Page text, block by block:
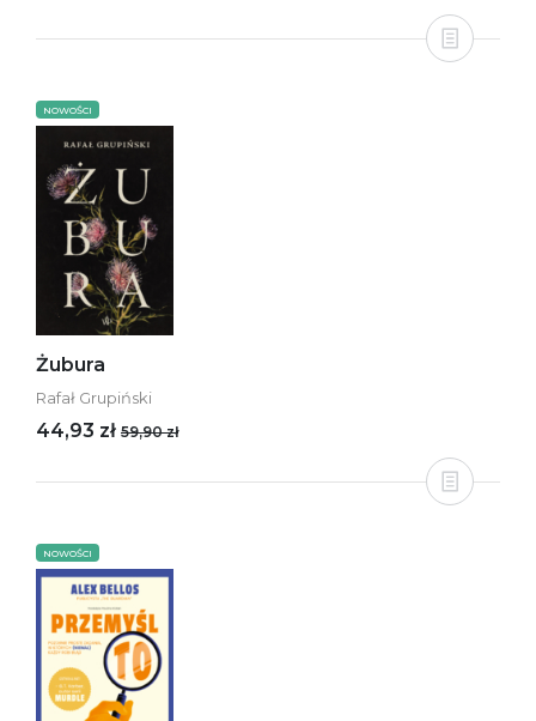
NOWOŚCI
Żubura
Rafał Grupiński
44,93 zł 59,90 zł
NOWOŚCI